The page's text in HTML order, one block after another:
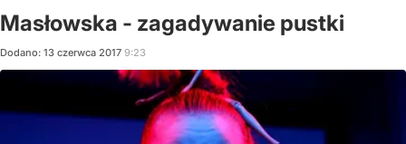
Masłowska - zagadywanie pustki
Dodano: 13 czerwca 2017 9:23